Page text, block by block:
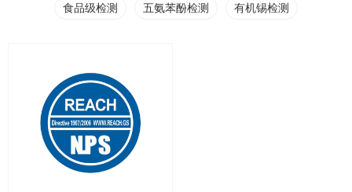
食品级检测 五氨苯酚检测 有机锡检测